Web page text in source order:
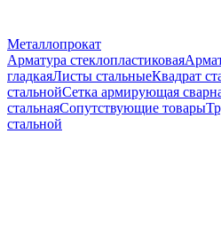
Металлопрокат
Арматура стеклопластиковая
гладкаяЛисты стальныеКвадрат
стальнойСетка армирующая
стальнаяСопутствующие товары
стальной